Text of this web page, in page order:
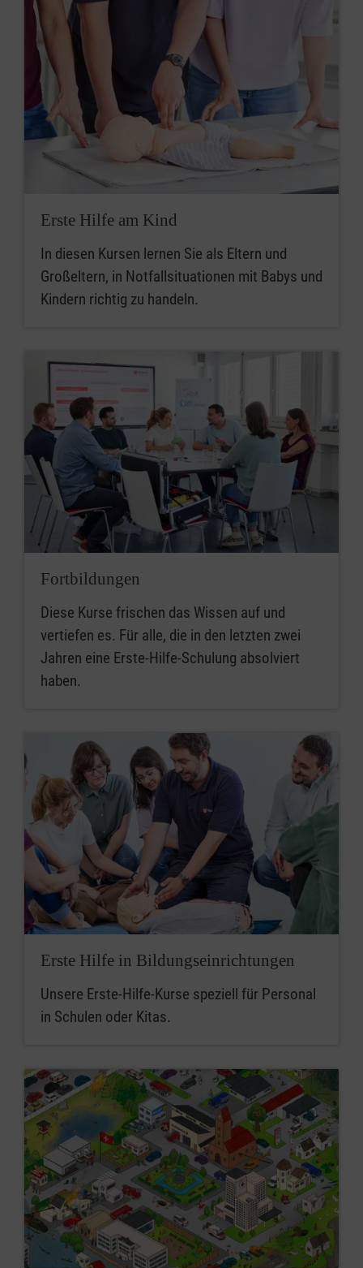
Erste Hilfe am Kind
In diesen Kursen lernen Sie als Eltern und
Großeltern, in Notfallsituationen mit Babys und
Kindern richtig zu handeln.
Fortbildungen
Diese Kurse frischen das Wissen auf und
vertiefen es. Für alle, die in den letzten zwei
Jahren eine Erste-Hilfe-Schulung absolviert
haben.
Erste Hilfe in Bildungseinrichtungen
Unsere Erste-Hilfe-Kurse speziell für Personal
in Schulen oder Kitas.